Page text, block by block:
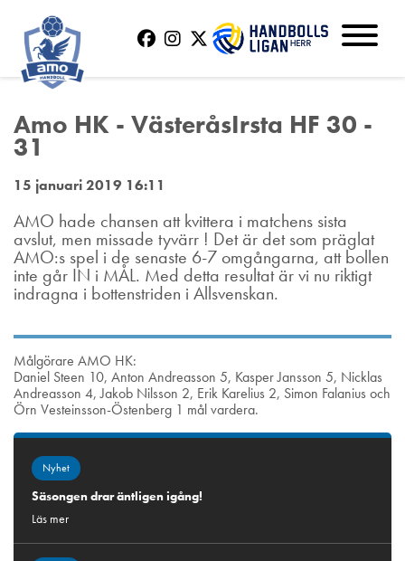
Amo HK - VästeråsIrsta HF 30 -
31
15 januari 2019 16:11
AMO hade chansen att kvittera i matchens sista
avslut, men missade tyvärr ! Det är det som präglat
AMO:s spel i de senaste 6-7 omgångarna, att bollen
inte går IN i MÅL. Med detta resultat är vi nu riktigt
indragna i bottenstriden i Allsvenskan.
Målgörare AMO HK:
Daniel Steen 10, Anton Andreasson 5, Kasper Jansson 5, Nicklas
Andreasson 4, Jakob Nilsson 2, Erik Karelius 2, Simon Falanius och
Örn Vesteinsson-Östenberg 1 mål vardera.
Nyhet
Säsongen drar äntligen igång!
Läs mer